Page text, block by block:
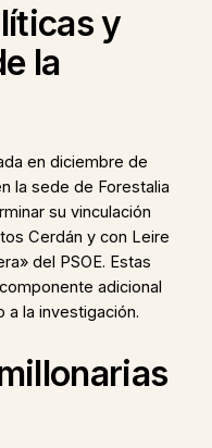
y
la
en diciembre de
la sede de Forestalia
su vinculación
Cerdán y con Leire
del PSOE. Estas
adicional
la investigación.